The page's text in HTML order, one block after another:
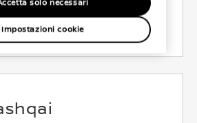
Veicolo
solo necessari
Impostazioni cookie